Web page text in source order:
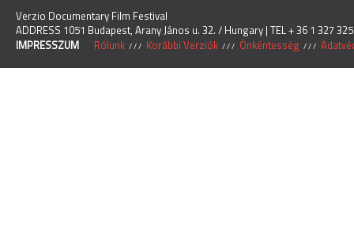
Verzio Documentary Film Festival
ADDRESS 1051 Budapest, Arany János u. 32. / Hungary | TEL + 36 1 327
IMPRESSZUM
Rólunk Korábbi Verziók Önkéntesség